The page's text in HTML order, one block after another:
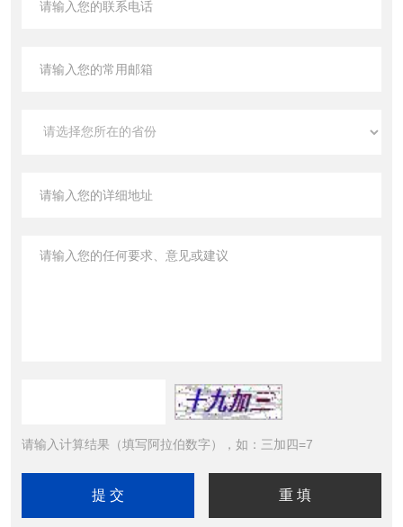
请输入计算结果（填写阿拉伯数字），如：三加四=7